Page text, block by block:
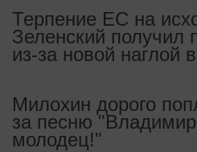
Терпение ЕС на
Зеленский получил
из-за новой наглой
Милохин дорого
за песню
молодец!"